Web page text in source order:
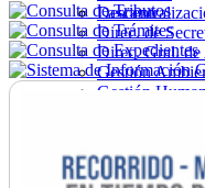
Direc. de
Direc. Gral.
Gestión
Gestión
Ordenamiento
Promoción
Lascano